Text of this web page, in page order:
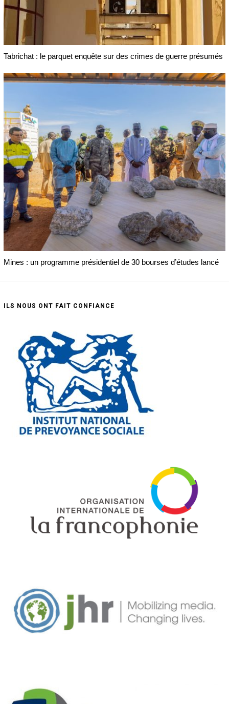
Tabrichat : le parquet enquête sur des crimes de guerre présumés
Mines : un programme présidentiel de 30 bourses d’études lancé
ILS NOUS ONT FAIT CONFIANCE